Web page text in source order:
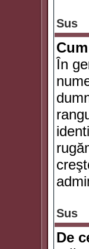
Sus
În
Sus
De